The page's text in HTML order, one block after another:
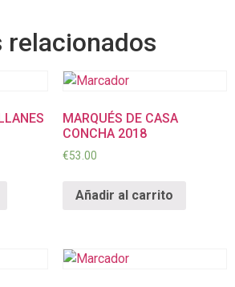
relacionados
MARQUÉS DE CASA
CONCHA 2018
€53.00
Añadir al carrito